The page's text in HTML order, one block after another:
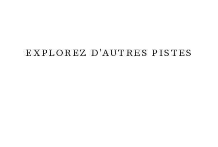
EXPLOREZ D'AUTRES PISTES